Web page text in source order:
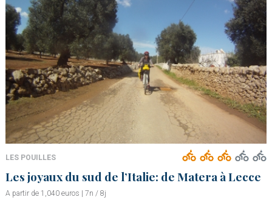
LES POUILLES
Les joyaux du sud de l’Italie: de Matera à Lecce
A partir de 1,040 euros | 7n / 8j